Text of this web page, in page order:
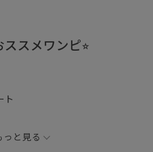
スメワンピ⭐︎
ト
て、ありがとうございます！
っと見る